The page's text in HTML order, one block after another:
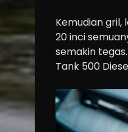
Kemudian
20 inci
semakin
Tank 500